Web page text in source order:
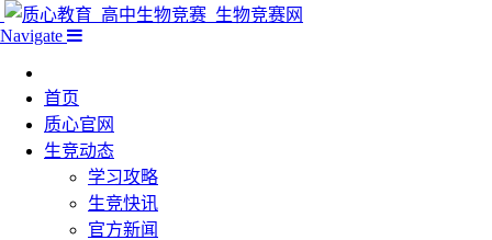
Navigate
首页
质心官网
生竞动态
学习攻略
生竞快讯
官方新闻